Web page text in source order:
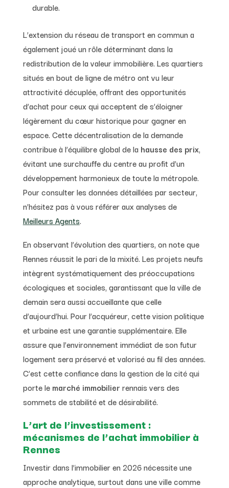
durable.
L’extension du réseau de transport en commun a
également joué un rôle déterminant dans la
redistribution de la valeur immobilière. Les quartiers
situés en bout de ligne de métro ont vu leur
attractivité décuplée, offrant des opportunités
d’achat pour ceux qui acceptent de s’éloigner
légèrement du cœur historique pour gagner en
espace. Cette décentralisation de la demande
contribue à l’équilibre global de la hausse des prix,
évitant une surchauffe du centre au profit d’un
développement harmonieux de toute la métropole.
Pour consulter les données détaillées par secteur,
n’hésitez pas à vous référer aux analyses de
Meilleurs Agents.
En observant l’évolution des quartiers, on note que
Rennes réussit le pari de la mixité. Les projets neufs
intègrent systématiquement des préoccupations
écologiques et sociales, garantissant que la ville de
demain sera aussi accueillante que celle
d’aujourd’hui. Pour l’acquéreur, cette vision politique
et urbaine est une garantie supplémentaire. Elle
assure que l’environnement immédiat de son futur
logement sera préservé et valorisé au fil des années.
C’est cette confiance dans la gestion de la cité qui
porte le marché immobilier rennais vers des
sommets de stabilité et de désirabilité.
L’art de l’investissement :
mécanismes de l’achat immobilier à
Rennes
Investir dans l’immobilier en 2026 nécessite une
approche analytique, surtout dans une ville comme